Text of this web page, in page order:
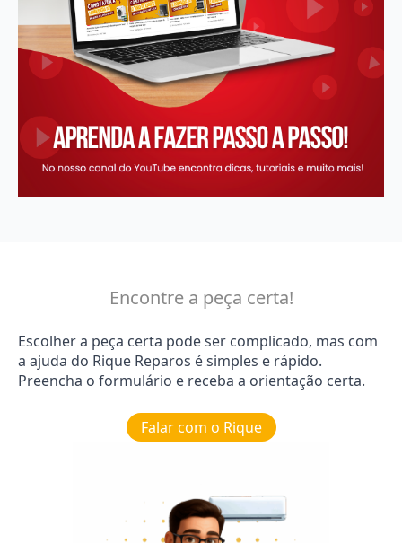
Encontre a peça certa!
Escolher a peça certa pode ser complicado, mas com
a ajuda do Rique Reparos é simples e rápido.
Preencha o formulário e receba a orientação certa.
Falar com o Rique